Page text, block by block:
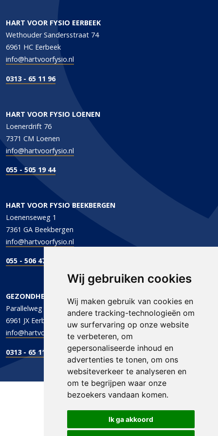
Wij gebruiken cookies
Wij maken gebruik van cookies en
andere tracking-technologieën om
uw surfervaring op onze website
te verbeteren, om
gepersonaliseerde inhoud en
advertenties te tonen, om ons
websiteverkeer te analyseren en
om te begrijpen waar onze
bezoekers vandaan komen.
Ik ga akkoord
HART VOOR FYSIO EERBEEK
Wethouder Sandersstraat 74
6961 HC Eerbeek
info@hartvoorfysio.nl
0313 - 65 11 96
HART VOOR FYSIO LOENEN
Loenerdrift 76
7371 CM Loenen
info@hartvoorfysio.nl
055 - 505 19 44
HART VOOR FYSIO BEEKBERGEN
Loenenseweg 1
7361 GA Beekbergen
info@hartvoorfysio.nl
055 - 506 47 47
GEZONDHEIDSCENTRUM DE PARALLEL
Parallelweg 1
6961 JX Eerbeek
info@hartvoorfysio.nl
0313 - 65 11 96